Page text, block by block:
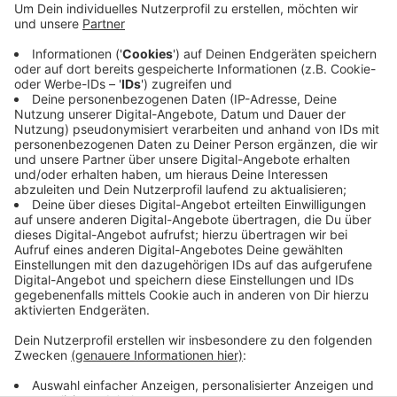
Es geht um die politische Verantwortung und um
Fragen der Haftung. Im Juli 2018 hatte die NEW rund 2
einhalb Millionen Euro in ein E-Auto-Startup gesteckt.
Eine Zustimmung der Stadträte ist vorher nicht
eingeholt worden. Deswegen muss der Versorger die
Anteile wieder verkaufen - und das dürfte nach
Ansicht der Opposition nur mit Verlusten möglich sein.
Anzeige
Anzeige